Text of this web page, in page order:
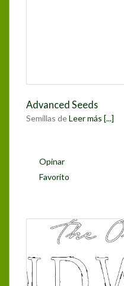
Advanced Seeds
Semillas deLeer más [...]
Opinar
Favorito